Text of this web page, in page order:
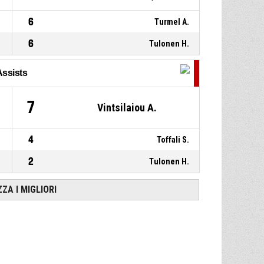
6 Turmel A.
6 Tulonen H.
7 Vintsilaiou A.
4 Toffali S.
2 Tulonen H.
I MIGLIORI